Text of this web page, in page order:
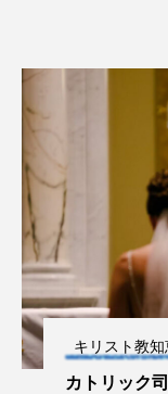
キリスト教
カトリック